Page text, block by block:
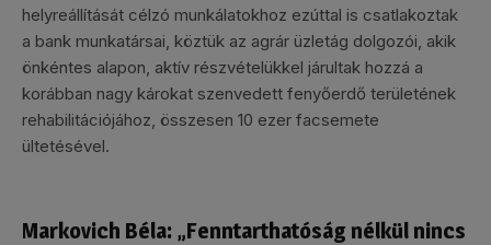
helyreállítását célzó munkálatokhoz ezúttal is csatlakoztak
a bank munkatársai, köztük az agrár üzletág dolgozói, akik
önkéntes alapon, aktív részvételükkel járultak hozzá a
korábban nagy károkat szenvedett fenyőerdő területének
rehabilitációjához, összesen 10 ezer facsemete
ültetésével.
Markovich Béla: „Fenntarthatóság nélkül nincs